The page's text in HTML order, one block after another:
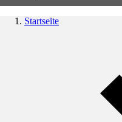
Startseite